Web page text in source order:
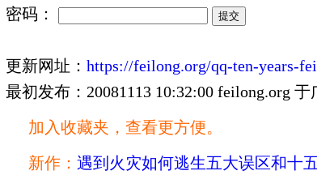
密码：
更新网址： https://feilong.org/qq-ten-years-
最初发布：20081113 10:32:00 feilong.org 于
加入收藏夹，查看更方便。
新作： 遇到火灾如何逃生五大误区和十